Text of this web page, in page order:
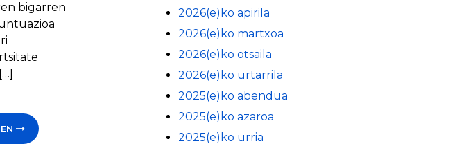
bigarren
2026(e)ko apirila
2026(e)ko martxoa
2026(e)ko otsaila
2026(e)ko urtarrila
2025(e)ko abendua
2025(e)ko azaroa
2025(e)ko urria